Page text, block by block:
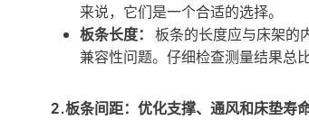
来说，它们是一个合适的选择。
板条长度：
板条的长度应与床架的
兼容性问题。仔细检查测量结果总
2.板条间距：优化支撑、通风和床垫寿